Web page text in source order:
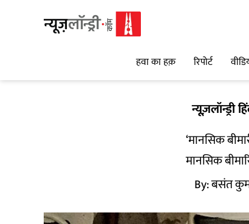
हवा का हक़ रिपोर्ट
न्यूज़लॉन्ड्री
‘मानसिक
मानसिक
By:बसंत